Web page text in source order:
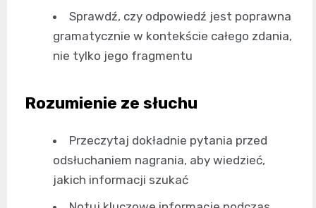
Sprawdź, czy odpowiedź jest poprawna
gramatycznie w kontekście całego zdania,
nie tylko jego fragmentu
Rozumienie ze słuchu
Przeczytaj dokładnie pytania przed
odsłuchaniem nagrania, aby wiedzieć,
jakich informacji szukać